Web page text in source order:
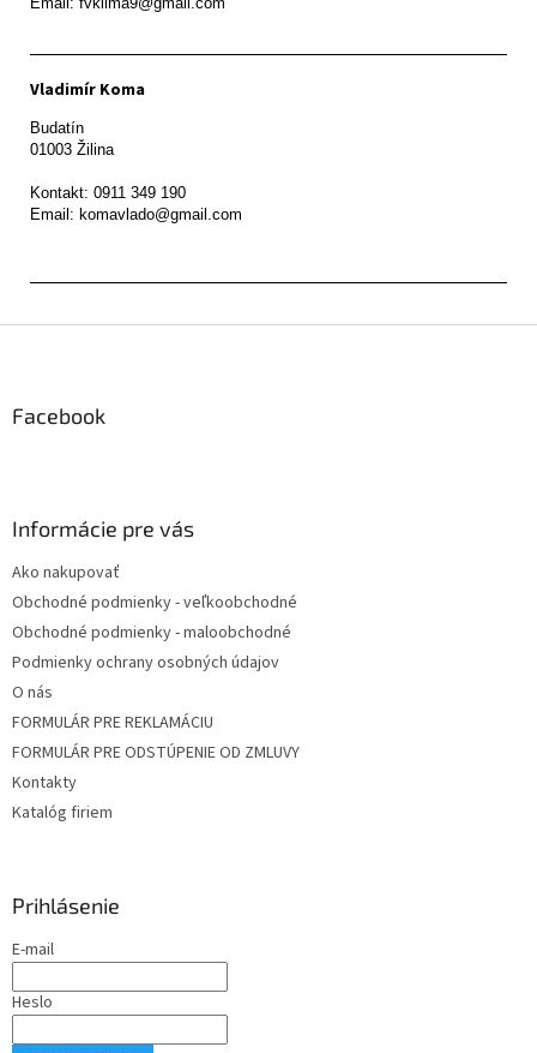
Vladimír Koma
Budatín
01003 Žilina
Kontakt: 0911 349 190
Facebook
Informácie pre vás
Ako nakupovať
Obchodné podmienky - veľkoobchodné
Obchodné podmienky - maloobchodné
Podmienky ochrany osobných údajov
O nás
FORMULÁR PRE REKLAMÁCIU
FORMULÁR PRE ODSTÚPENIE OD ZMLUVY
Kontakty
Katalóg firiem
Prihlásenie
E-mail
Heslo